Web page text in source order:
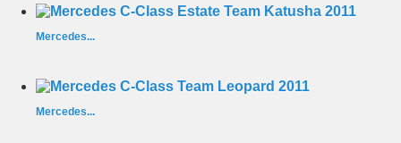
Mercedes...
Mercedes...